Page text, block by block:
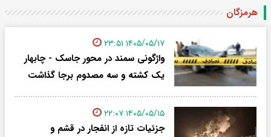
هرمزگان
۱۴۰۵/۰۵/۱۷ ۲۳:۵۱
واژگونی سمند در محور جاسک - چابهار
یک کشته و سه مصدوم برجا گذاشت
۱۴۰۵/۰۵/۱۵ ۲۲:۰۷
جزئیات تازه از انفجار در قشم و